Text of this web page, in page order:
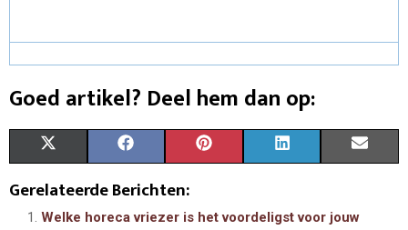
Goed artikel? Deel hem dan op:
A
T A
C N N
Gerelateerde Berichten:
Welke horeca vriezer is het voordeligst voor jouw